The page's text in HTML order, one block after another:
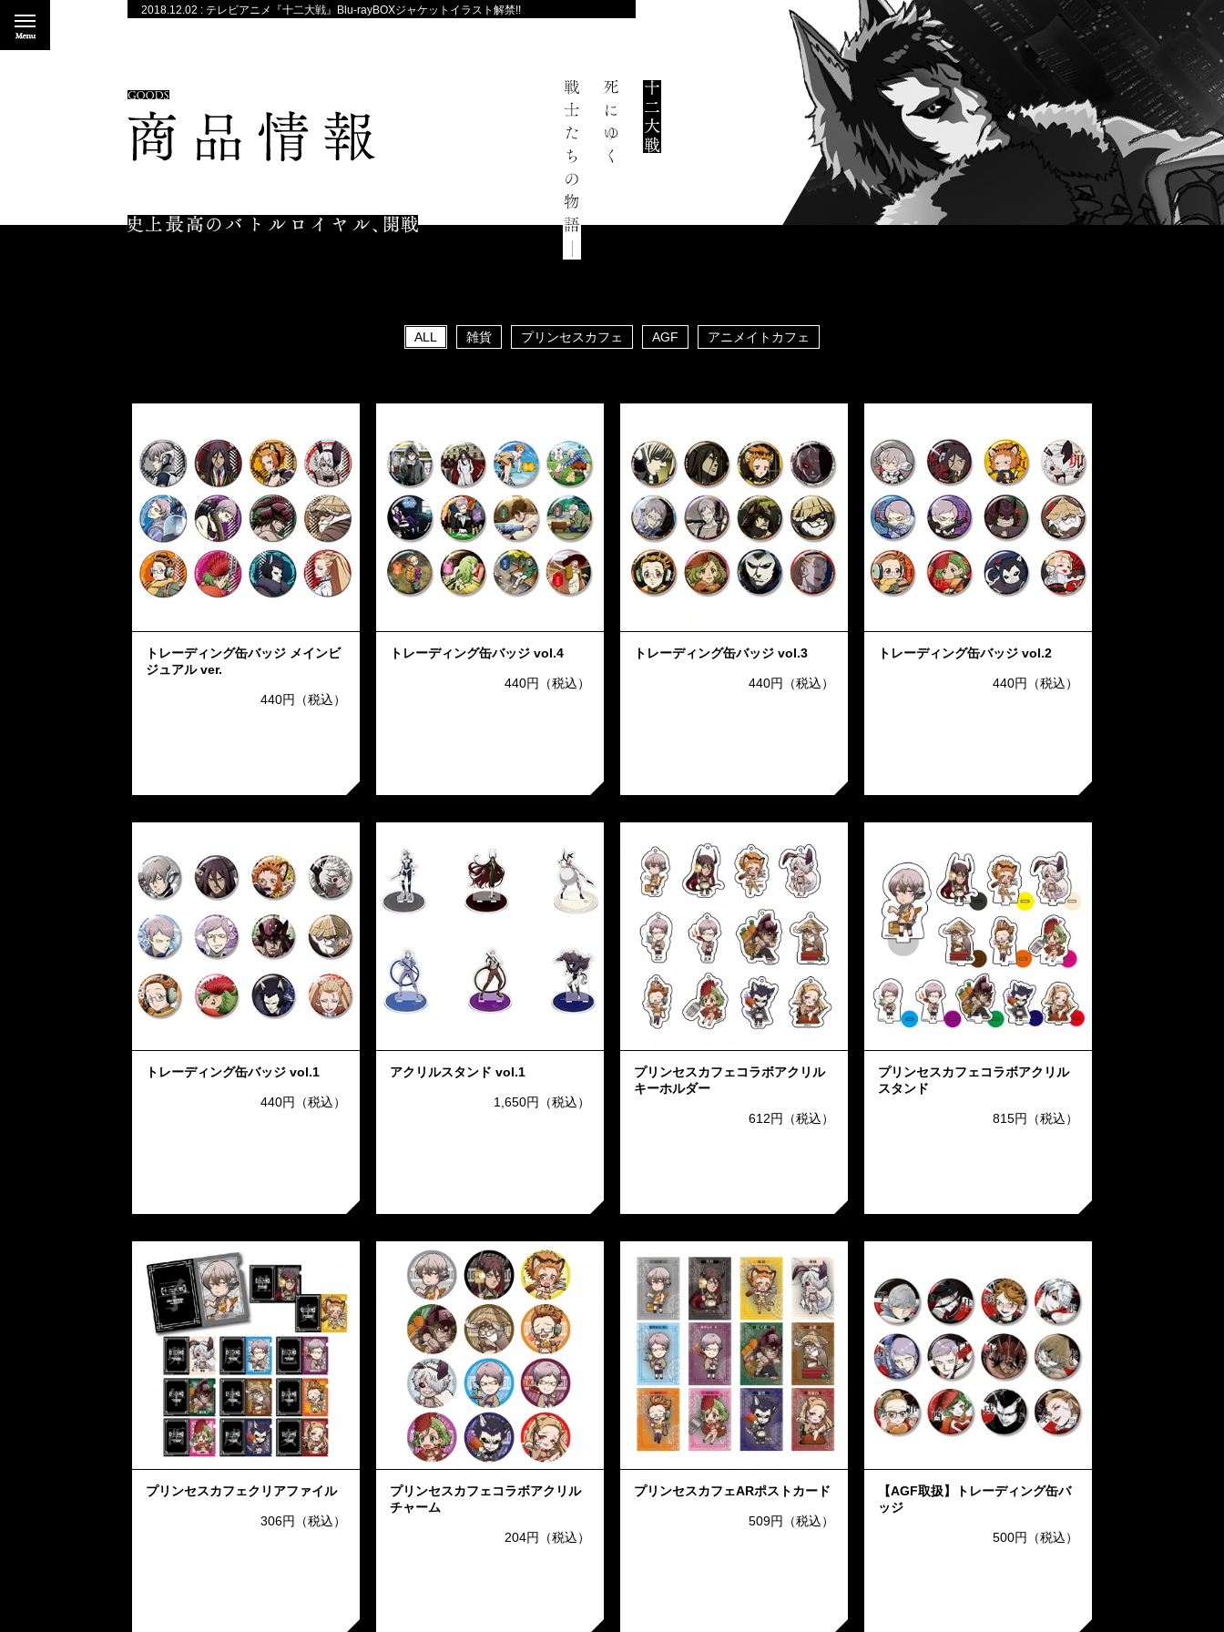
2018.12.02 : テレビアニメ『十二大戦』Blu-rayBOXジャケットイラスト解禁!!
ALL 雑貨 プリンセスカフェ AGF アニメイトカフェ
トレーディング缶バッジ メインビ
ジュアル ver.
440円（税込）
トレーディング缶バッジ vol.4
440円（税込）
トレーディング缶バッジ vol.3
440円（税込）
トレーディング缶バッジ vol.2
440円（税込）
トレーディング缶バッジ vol.1
440円（税込）
アクリルスタンド vol.1
1,650円（税込）
プリンセスカフェコラボアクリル
キーホルダー
612円（税込）
プリンセスカフェコラボアクリル
スタンド
815円（税込）
プリンセスカフェクリアファイル
306円（税込）
プリンセスカフェコラボアクリル
チャーム
204円（税込）
プリンセスカフェARポストカード
509円（税込）
【AGF取扱】トレーディング缶バ
ッジ
500円（税込）